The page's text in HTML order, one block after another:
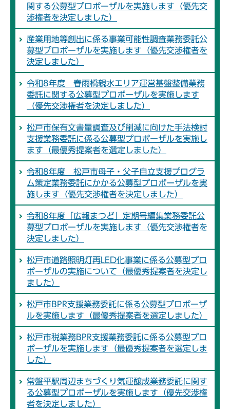
関する公募型プロポーザルを実施します（優先交
渉権者を決定しました）
産業用地等創出に係る事業可能性調査業務委託公
募型プロポーザルを実施します（優先交渉権者を
決定しました）
令和8年度 春雨橋親水エリア運営基盤整備業務
委託に関する公募型プロポーザルを実施します
（優先交渉権者を決定しました）
松戸市保有文書量調査及び削減に向けた手法検討
支援業務委託に係る公募型プロポーザルを実施し
ます（最優秀提案者を選定しました）
令和8年度 松戸市母子・父子自立支援プログラ
ム策定業務委託にかかる公募型プロポーザルを実
施します（優先交渉権者を決定しました）
令和8年度「広報まつど」定期号編集業務委託公
募型プロポーザルを実施します（優先交渉権者を
決定しました）
松戸市道路照明灯再LED化事業に係る公募型プロ
ポーザルの実施について（最優秀提案者を決定し
ました）
松戸市BPR支援業務委託に係る公募型プロポーザ
ルを実施します（最優秀提案者を選定しました）
松戸市税業務BPR支援業務委託に係る公募型プロ
ポーザルを実施します（最優秀提案者を選定しま
した）
常盤平駅周辺まちづくり気運醸成業務委託に関す
る公募型プロポーザルを実施します（優先交渉権
者を決定しました）